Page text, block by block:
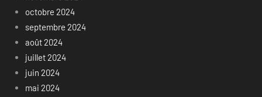
octobre 2024
septembre 2024
août 2024
juillet 2024
juin 2024
mai 2024